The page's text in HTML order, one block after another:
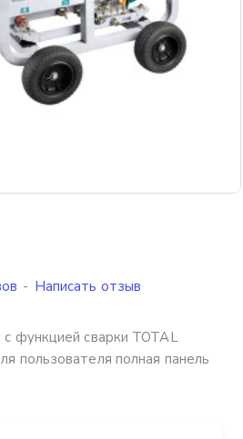
функцией сварки TOTAL
пользователя полная панель
- Написать отзыв